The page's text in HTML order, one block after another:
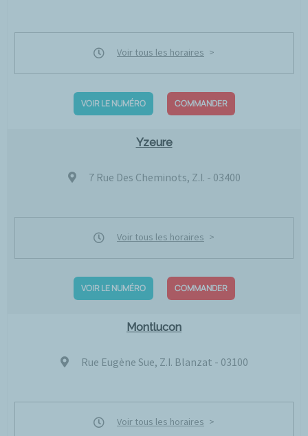
Voir tous les horaires
VOIR LE NUMÉRO COMMANDER
Yzeure
7 Rue Des Cheminots, Z.I. - 03400
Voir tous les horaires
VOIR LE NUMÉRO COMMANDER
Montlucon
Rue Eugène Sue, Z.I. Blanzat - 03100
Voir tous les horaires